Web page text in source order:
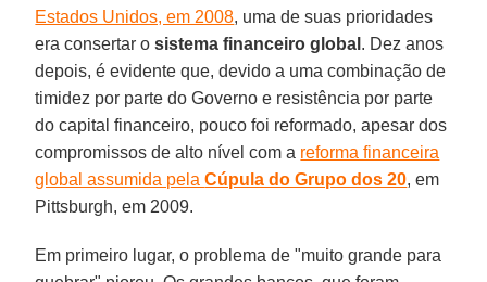
Estados Unidos, em 2008, uma de suas prioridades
era consertar osistema financeiro global . Dez anos
depois, é evidente que, devido a uma combinação de
timidez por parte do Governo e resistência por parte
do capital financeiro, pouco foi reformado, apesar dos
compromissos de alto nível com a reforma financeira
global assumida pelaCúpula do Grupo dos 20, em
Pittsburgh, em 2009.
Em primeiro lugar, o problema de "muito grande para